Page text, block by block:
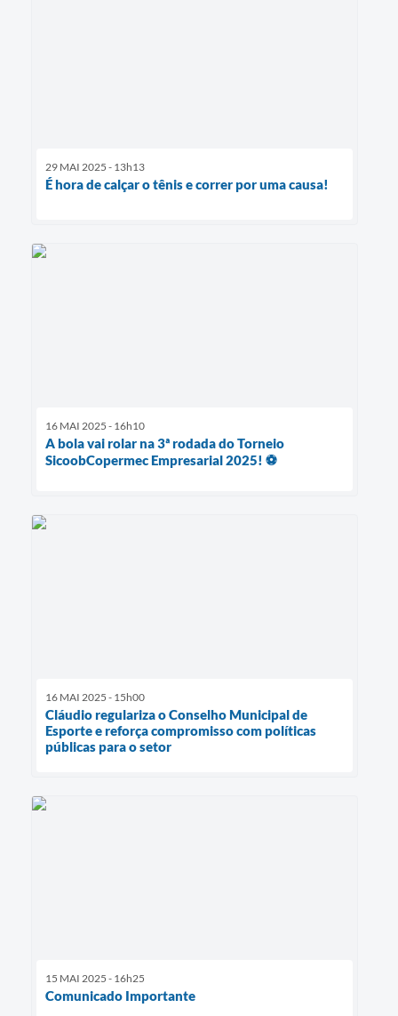
29 MAI 2025 - 13h13
É hora de calçar o tênis e correr por uma causa!
16 MAI 2025 - 16h10
A bola vai rolar na 3ª rodada do Torneio
SicoobCopermec Empresarial 2025! ⚽️
16 MAI 2025 - 15h00
Cláudio regulariza o Conselho Municipal de
Esporte e reforça compromisso com políticas
públicas para o setor
15 MAI 2025 - 16h25
Comunicado Importante